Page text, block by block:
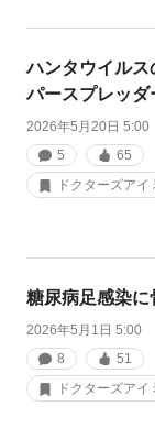
ハンタウイル
パースプレッダ
2026年5月20日 5:00
5
65
ドクターズアイ
糖尿病足感染に
2026年5月1日 5:00
8
51
ドクターズアイ